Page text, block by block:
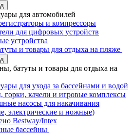
для автомобилей
и компрессоры
для цифровых устройств
устройства
и товары для отдыха на пляже
батуты и товары для отдыха на
для ухода за бассейнами и водой
горки, качели и игровые комплексы
насосы для накачивания
электрические и ножные)
Bestway/Intex
бассейны